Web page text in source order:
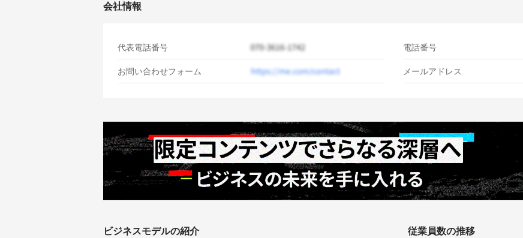
会社情報
代表電話番号
お問い合わせフォーム
電話番号
メールアドレス
ビジネスモデルの紹介 従業員数の推移